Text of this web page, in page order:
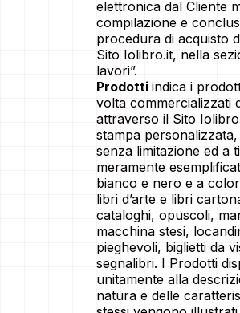
elettronica dal Cliente
compilazione e
procedura di acquisto
Sito Iolibro.it, nella
lavori”.
Prodotti indica i
volta commercializzati
attraverso il Sito
stampa
senza limitazione ed a
meramente
bianco e nero e a
libri d’arte e libri
cataloghi, opuscoli,
macchina stesi,
pieghevoli, biglietti da
segnalibri. I Prodotti
unitamente alla
natura e delle